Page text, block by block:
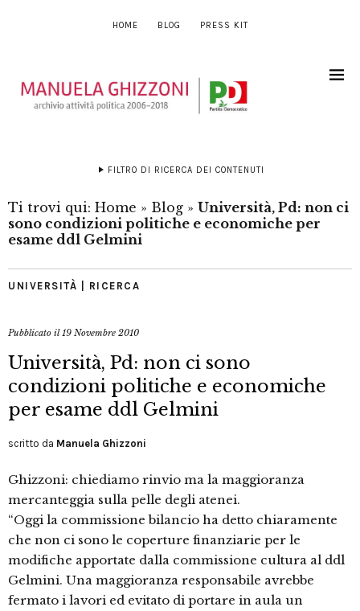
HOME BLOG PRESS KIT
FILTRO DI RICERCA DEI CONTENUTI
Ti trovi qui: Home » Blog » Università, Pd: non ci
sono condizioni politiche e economiche per
esame ddl Gelmini
UNIVERSITÀ | RICERCA
Pubblicato il19 Novembre 2010
Università, Pd: non ci sono
condizioni politiche e economiche
per esame ddl Gelmini
scritto da Manuela Ghizzoni
Ghizzoni: chiediamo rinvio ma la maggioranza
mercanteggia sulla pelle degli atenei.
“Oggi la commissione bilancio ha detto chiaramente
che non ci sono le coperture finanziarie per le
modifiche apportate dalla commissione cultura al ddl
Gelmini. Una maggioranza responsabile avrebbe
fermato i lavori ed evitato di portare in aula un